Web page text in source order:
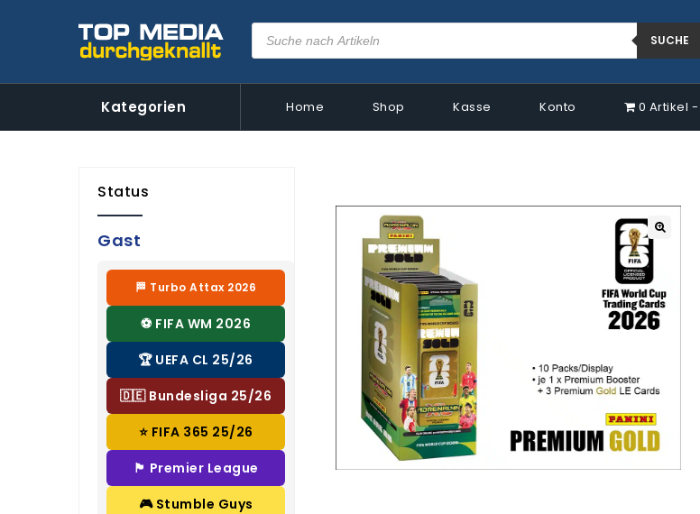
SUCHE
Kategorien Home Shop Kasse Konto 0 Artikel
Status
Gast
🏁 Turbo Attax 2026
⚽ FIFA WM 2026
🏆 UEFA CL 25/26
🇩🇪 Bundesliga 25/26
⭐ FIFA 365 25/26
🏴 Premier League
🎮 Stumble Guys